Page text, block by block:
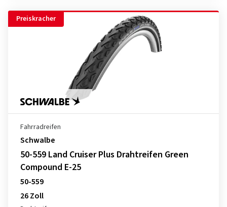
Preiskracher
Fahrradreifen
Schwalbe
50-559 Land Cruiser Plus Drahtreifen Green
Compound E-25
50-559
26 Zoll